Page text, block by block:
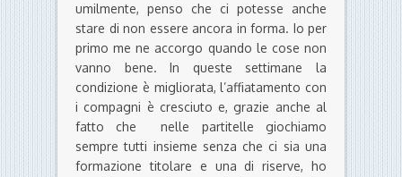
umilmente, penso che ci potesse anche
stare di non essere ancora in forma. Io per
primo me ne accorgo quando le cose non
vanno bene. In queste settimane la
condizione è migliorata, l’affiatamento con
i compagni è cresciuto e, grazie anche al
fatto che nelle partitelle giochiamo
sempre tutti insieme senza che ci sia una
formazione titolare e una di riserve, ho